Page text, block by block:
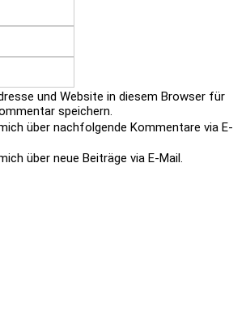
und Website in diesem Browser für
speichern.
über nachfolgende Kommentare via E-
über neue Beiträge via E-Mail.